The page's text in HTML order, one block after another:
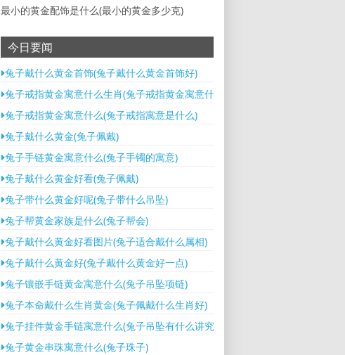
最小的黄金配饰是什么(最小的黄金多少克)
今日要闻
兔子戴什么黄金首饰(兔子戴什么黄金首饰好)
兔子戒指黄金寓意什么生肖(兔子戒指黄金寓意什么生肖呢)
兔子戒指黄金寓意什么(兔子戒指寓意是什么)
兔子戴什么黄金(兔子佩戴)
兔子手链黄金寓意什么(兔子手镯的寓意)
兔子戴什么黄金好看(兔子佩戴)
兔子带什么黄金好呢(兔子带什么吊坠)
兔子帮黄金家族是什么(兔子帮会)
兔子戴什么黄金好看图片(兔子适合戴什么属相)
兔子戴什么黄金好(兔子戴什么黄金好一点)
兔子镶嵌手链黄金寓意什么(兔子吊坠项链)
兔子本命戴什么生肖黄金(兔子佩戴什么生肖好)
兔子挂件黄金手链寓意什么(兔子吊坠有什么讲究)
兔子黄金串珠寓意什么(兔子珠子)